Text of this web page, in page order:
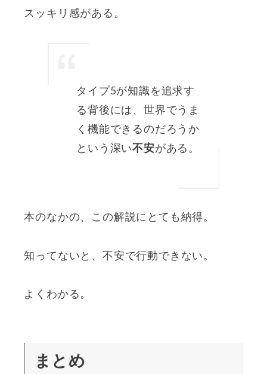
スッキリ感がある。
タイプ5が知識を追求す
る背後には、世界でうま
く機能できるのだろうか
という深い不安がある。
本のなかの、この解説にとても納得。
知ってないと、不安で行動できない。
よくわかる。
まとめ